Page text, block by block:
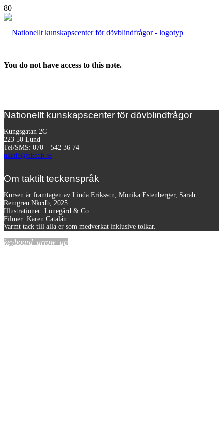
You do not have access to this note.
Nationellt kunskapscenter för dövblindfrågor
Kungsgatan 2C
223 50 Lund
Tel/SMS: 070 – 542 36 74
nkcdb@nkcdb.se
Om taktilt teckenspråk
Kursen är framtagen av Linda Eriksson, Monika Estenberger, Sarah
Remgren Nkcdb, 2025.
Illustrationer: Lönegård & Co.
Filmer: Karen Catalán.
Varmt tack till alla er som medverkat inklusive tolkar.
keyboard_arrow_up